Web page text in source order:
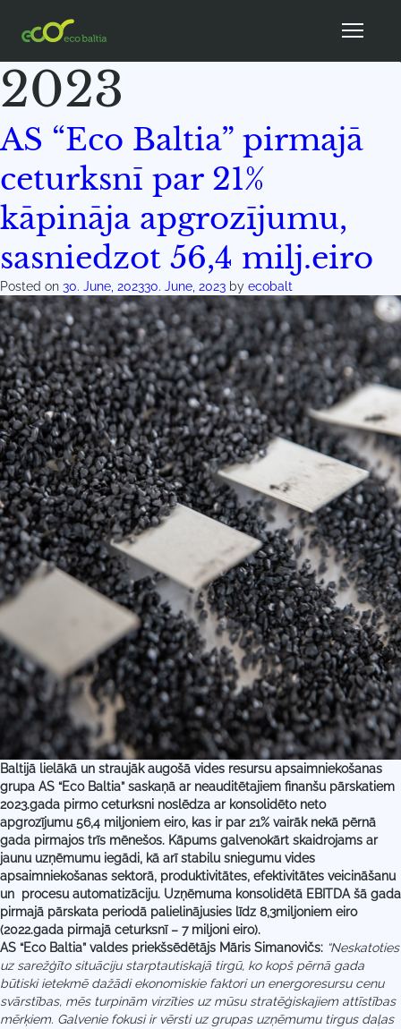
Month:
2023
AS “Eco Baltia” pirmajā
ceturksnī par 21%
kāpināja apgrozījumu,
sasniedzot 56,4 milj.eiro
Posted on 30. June, 202330. June, 2023 by ecobalt
Baltijā lielākā un straujāk augošā vides resursu apsaimniekošanas
grupa AS “Eco Baltia” saskaņā ar neauditētajiem finanšu pārskatiem
2023.gada pirmo ceturksni noslēdza ar konsolidēto neto
apgrozījumu 56,4 miljoniem eiro, kas ir par 21% vairāk nekā pērnā
gada pirmajos trīs mēnešos. Kāpums galvenokārt skaidrojams ar
jaunu uzņēmumu iegādi, kā arī stabilu sniegumu vides
apsaimniekošanas sektorā, produktivitātes, efektivitātes veicināšanu
un procesu automatizāciju. Uzņēmuma konsolidētā EBITDA šā gada
pirmajā pārskata periodā palielinājusies līdz 8,3miljoniem eiro
(2022.gada pirmajā ceturksnī – 7 miljoni eiro).
AS “Eco Baltia” valdes priekšsēdētājs Māris Simanovičs: “Neskatoties
uz sarežģīto situāciju starptautiskajā tirgū, ko kopš pērnā gada
būtiski ietekmē dažādi ekonomiskie faktori un energoresursu cenu
svārstības, mēs turpinām virzīties uz mūsu stratēģiskajiem attīstības
mērķiem. Galvenie fokusi ir vērsti uz grupas uzņēmumu tirgus daļas